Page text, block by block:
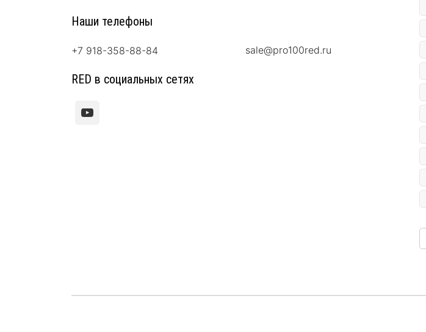
Наши телефоны
+7 918-358-88-84 sale@pro100red.ru
RED в социальных сетях